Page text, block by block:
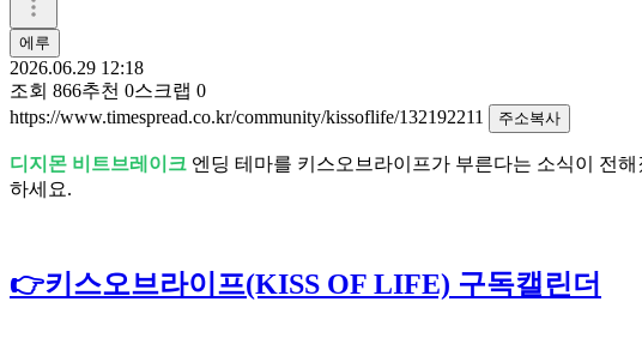
에루
2026.06.29 12:18
조회 866추천 0스크랩 0
https://www.timespread.co.kr/community/kissoflife/132192211
주소복사
디지몬 비트브레이크 엔딩 테마를 키스오브라이프가 부른다는 소식이 전
하세요.
👉키스오브라이프(KISS OF LIFE) 구독캘린더